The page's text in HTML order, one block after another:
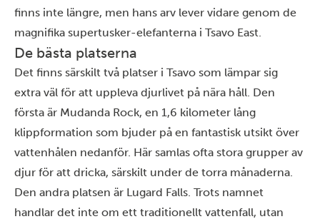
finns inte längre, men hans arv lever vidare genom de
magnifika supertusker-elefanterna i Tsavo East.
De bästa platserna
Det finns särskilt två platser i Tsavo som lämpar sig
extra väl för att uppleva djurlivet på nära håll. Den
första är Mudanda Rock, en 1,6 kilometer lång
klippformation som bjuder på en fantastisk utsikt över
vattenhålen nedanför. Här samlas ofta stora grupper av
djur för att dricka, särskilt under de torra månaderna.
Den andra platsen är Lugard Falls. Trots namnet
handlar det inte om ett traditionellt vattenfall, utan